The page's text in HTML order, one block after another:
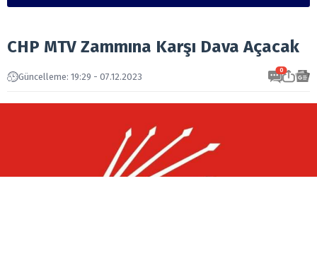
CHP MTV Zammına Karşı Dava Açacak
Güncelleme: 19:29 - 07.12.2023
0